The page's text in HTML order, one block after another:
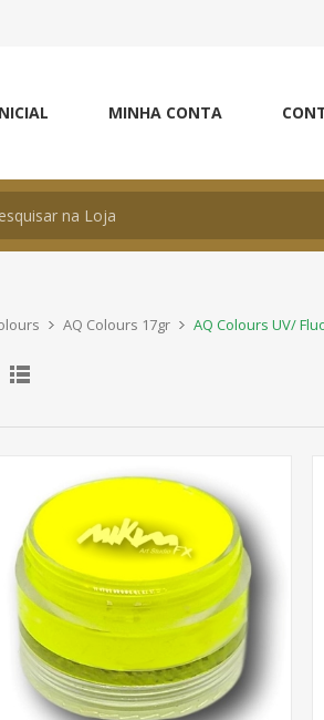
MINHA CONTA
AQ Colours 17gr AQ Colours UV/